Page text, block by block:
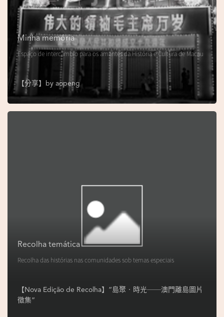
Minha memória
Espaço de intercâmbio para os amantes da História e Cultura de Macau
【分享】by aopeng
Recolha temática
Recolha das histórias nas comunidades sob temas especiais
【Nova Edição de Recolha】“島聚‧時光──澳門離島圖片
徵集”